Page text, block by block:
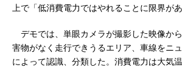
上で「低消費電力ではやれることに限界が
デモでは、単眼カメラが撮影した映像か
害物がなく走行できうるエリア、車線をニ
によって認識、分類した。消費電力は大気